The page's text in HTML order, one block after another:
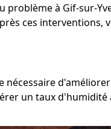
à Gif-sur-
ces interventions,
un taux